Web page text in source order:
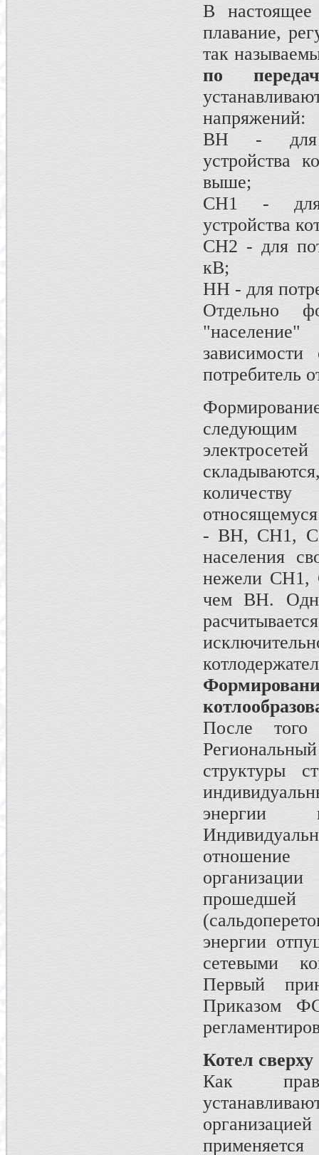
В
плавание,
так
по
напряжений:
ВН - для
устройства
выше;
СН1 - для
устройства
СН2 - для
кВ;
НН - для
Отдельно
потребитель
следующим
количеству
- ВН, СН1,
населения
нежели СН1,
чем ВН.
После того
структуры
энергии
энергии
сетевыми
Первый
Приказом
Котел сверху
Как